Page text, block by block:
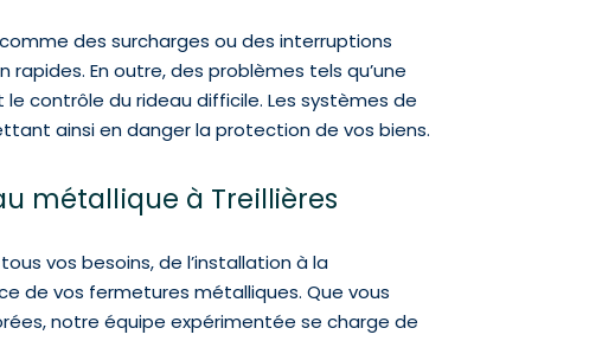
des surcharges ou des interruptions
En outre, des problèmes tels qu’une
contrôle du rideau difficile. Les systèmes de
ainsi en danger la protection de vos biens.
métallique à Treillières
vos besoins, de l’installation à la
de vos fermetures métalliques. Que vous
notre équipe expérimentée se charge de